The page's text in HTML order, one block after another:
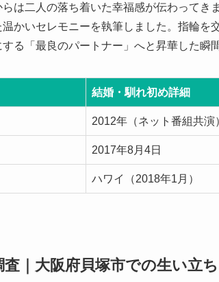
は二人の落ち着いた幸福感が伝わってき
かいセレモニーを執筆しました。指輪を
る「最良のパートナー」へと昇華した瞬
結婚・馴れ初め詳細
2012年（ネット番組共演
2017年8月4日
ハワイ（2018年1月）
｜大阪府貝塚市での生い立